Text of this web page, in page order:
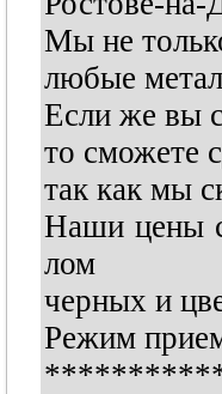
Мы не
любые
Если же вы
то сможете
так как мы
Наши цены
лом
черных и
Режим